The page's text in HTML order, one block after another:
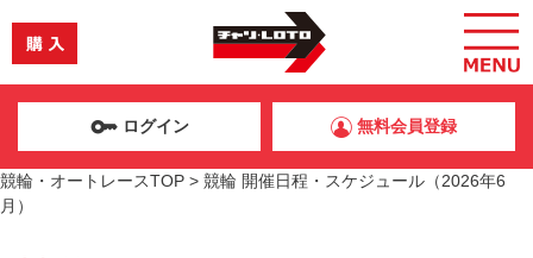
ログイン 無料会員登録
競輪・オートレースTOP > 競輪 開催日程・スケジュール（2026年6
月）